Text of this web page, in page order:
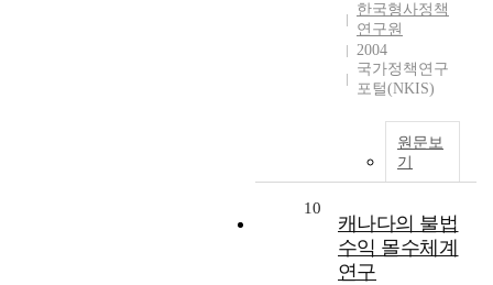
한국형사정책
연구원
2004
국가정책연구
포털(NKIS)
원문보
기
10
캐나다의 불법
수익 몰수체계
연구